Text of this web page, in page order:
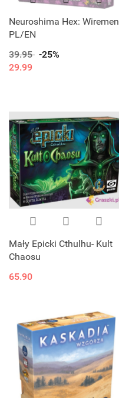
Neuroshima Hex: Wiremen
PL/EN
39.95 -25%
29.99
Mały Epicki Cthulhu- Kult
Chaosu
65.90